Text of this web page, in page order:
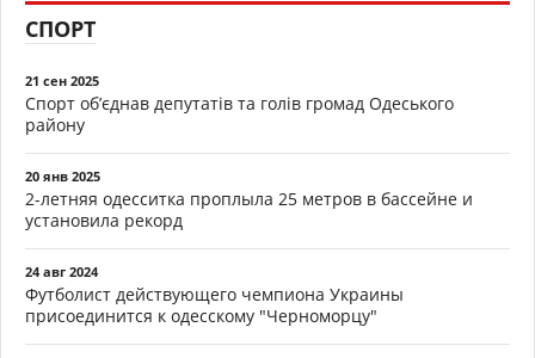
СПОРТ
21 сен 2025
Спорт об’єднав депутатів та голів громад Одеського
району
20 янв 2025
2-летняя одесситка проплыла 25 метров в бассейне и
установила рекорд
24 авг 2024
Футболист действующего чемпиона Украины
присоединится к одесскому "Черноморцу"